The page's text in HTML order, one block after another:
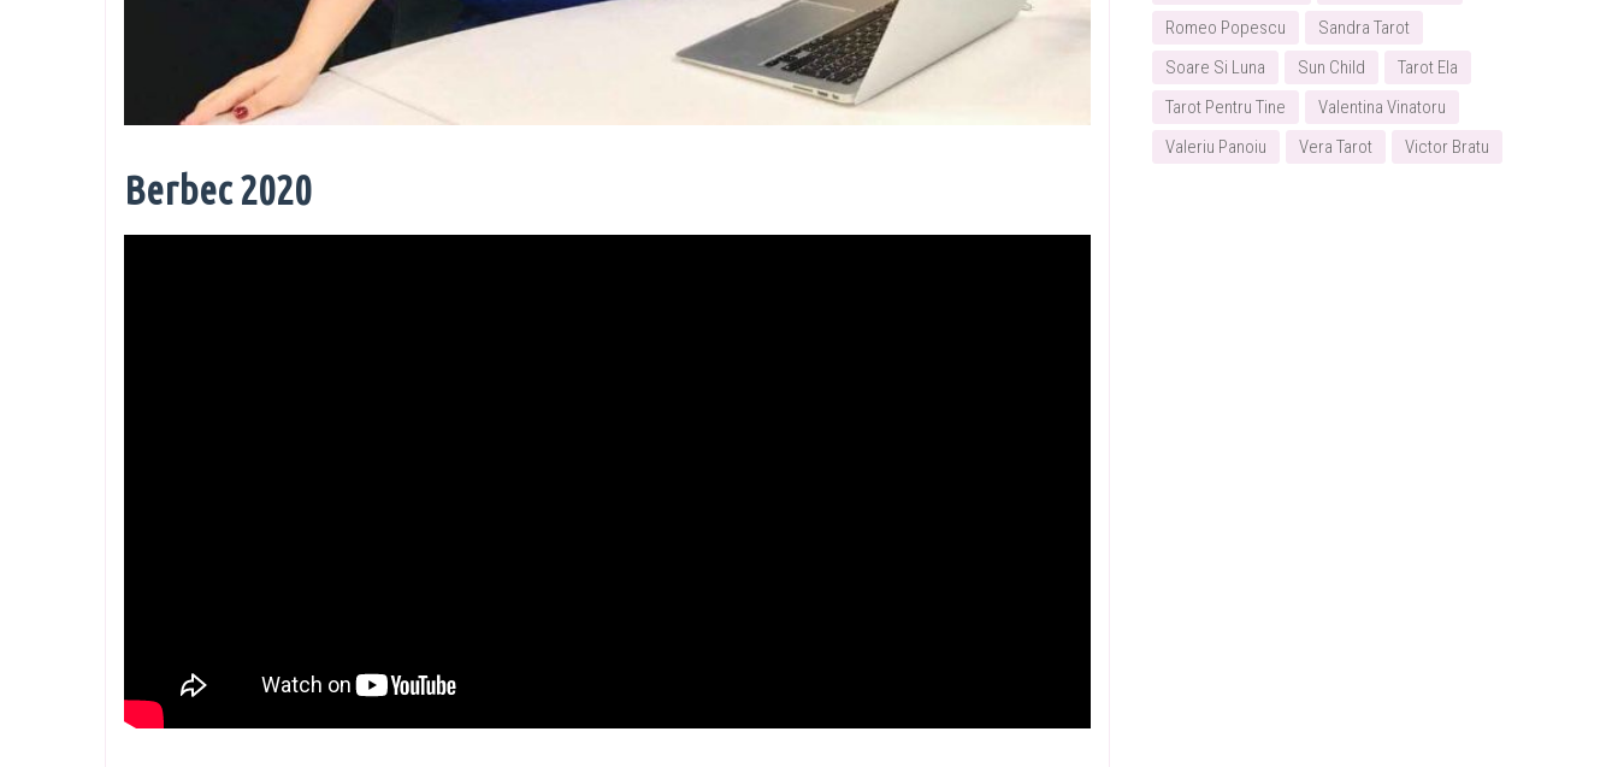
Berbec 2020
Romeo Popescu
Sandra Tarot
Soare Si Luna
Sun Child
Tarot Ela
Tarot Pentru Tine
Valentina Vinatoru
Valeriu Panoiu
Vera Tarot Victor Bratu